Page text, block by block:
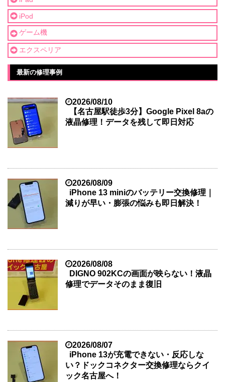
iPod
ゲーム機
エクスペリア
最新の修理事例
2026/08/10
【名古屋駅徒歩3分】Google Pixel 8aの
液晶修理！データを残して即日対応
2026/08/09
iPhone 13 miniのバッテリー交換修理｜
減りが早い・膨張の悩みも即日解決！
2026/08/08
DIGNO 902KCの画面が映らない！液晶
修理でデータそのまま復旧
2026/08/07
iPhone 13が充電できない・反応しな
い？ドックコネクター交換修理ならクイ
ック名古屋へ！